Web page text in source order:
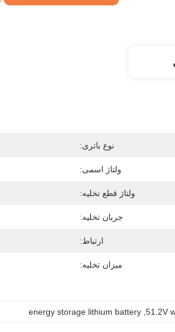
نوع باتری:
ولتاژ اسمی:
ولتاژ قطع تخلیه:
جریان تخلیه:
ارتباط:
میزان تخلیه:
51.2V
,
energy storage lithium battery